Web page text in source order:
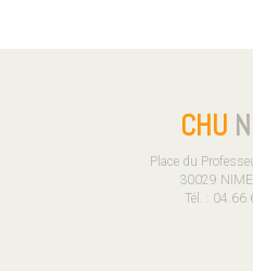
CHU
Place du
30029
Tél. :